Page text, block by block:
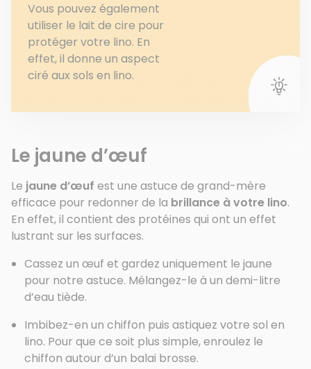
Vous pouvez également
utiliser le lait de cire pour
protéger votre lino. En
effet, il donne un aspect
ciré aux sols en lino.
Le jaune d’œuf
Le jaune d’œuf est une astuce de grand-mère
efficace pour redonner de la brillance à votre lino.
En effet, il contient des protéines qui ont un effet
lustrant sur les surfaces.
Cassez un œuf et gardez uniquement le jaune
pour notre astuce. Mélangez-le à un demi-litre
d’eau tiède.
Imbibez-en un chiffon puis astiquez votre sol en
lino. Pour que ce soit plus simple, enroulez le
chiffon autour d’un balai brosse.